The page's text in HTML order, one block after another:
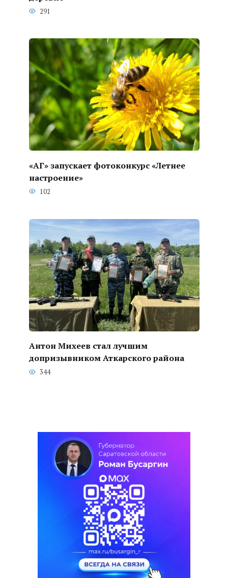
291
«АГ» запускает фотоконкурс «Летнее
настроение»
102
Антон Михеев стал лучшим
допризывником Аткарского района
344